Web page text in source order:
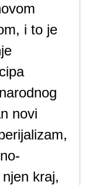
i to je
novi
kraj,